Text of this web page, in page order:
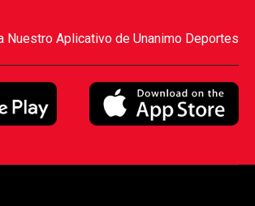
Nuestro Aplicativo de Unanimo Deportes